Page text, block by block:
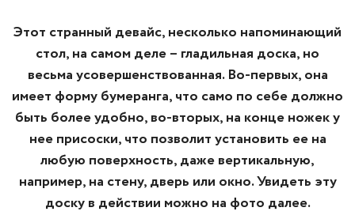
Этот странный девайс, несколько напоминающий
стол, на самом деле – гладильная доска, но
весьма усовершенствованная. Во-первых, она
имеет форму бумеранга, что само по себе должно
быть более удобно, во-вторых, на конце ножек у
нее присоски, что позволит установить ее на
любую поверхность, даже вертикальную,
например, на стену, дверь или окно. Увидеть эту
доску в действии можно на фото далее.